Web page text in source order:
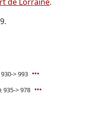
> 993
935-> 978